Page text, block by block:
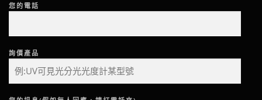
您的電話
詢價產品